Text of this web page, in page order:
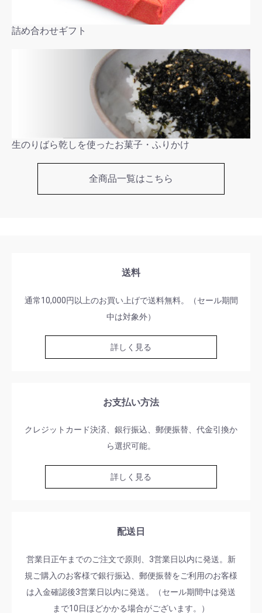
詰め合わせギフト
生のりばら乾しを使ったお菓子・ふりかけ
全商品一覧はこちら
送料
通常10,000円以上のお買い上げで送料無料。（セール期間
中は対象外）
詳しく見る
お支払い方法
クレジットカード決済、銀行振込、郵便振替、代金引換か
ら選択可能。
詳しく見る
配送日
営業日正午までのご注文で原則、3営業日以内に発送。新
規ご購入のお客様で銀行振込、郵便振替をご利用のお客様
は入金確認後3営業日以内に発送。（セール期間中は発送
まで10日ほどかかる場合がございます。）